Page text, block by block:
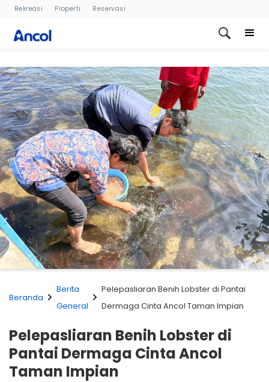
Rekreasi Properti Reservasi
Beranda
Berita
General
Pelepasliaran Benih Lobster di Pantai
Dermaga Cinta Ancol Taman Impian
Pelepasliaran Benih Lobster di
Pantai Dermaga Cinta Ancol
Taman Impian